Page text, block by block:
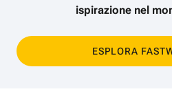
ispirazione nel
ESPLORA